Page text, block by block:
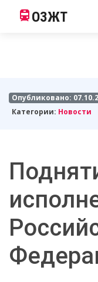
ОЗЖТ
Опубликовано:
Категории: Новости